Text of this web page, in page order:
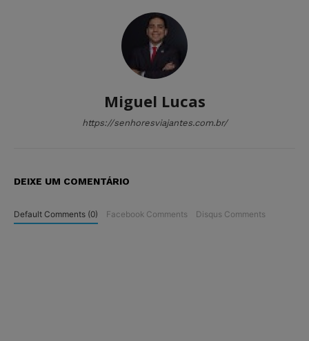
Miguel Lucas
https://senhoresviajantes.com.br/
DEIXE UM COMENTÁRIO
Default Comments (0) Facebook Comments Disqus Comments